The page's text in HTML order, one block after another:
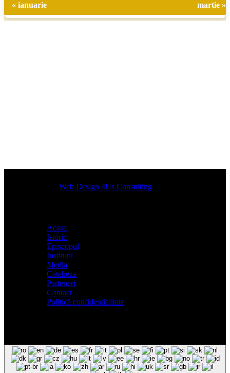
« ianuarie martie »
Designed byWeb Design 4Us Consulting
Acasa
Istoric
Episcopul
Institutii
Media
Cateheza
Parteneri
Contact
Politică confidențialitate